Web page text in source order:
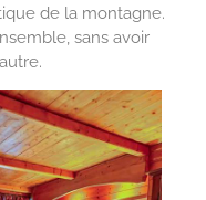
de la montagne.
sans avoir